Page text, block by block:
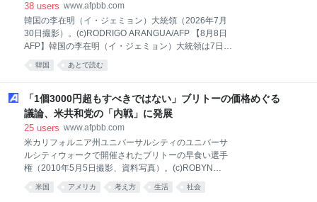
38 users www.afpbb.com
韓国の李在明（イ・ジェミョン）大統領（2026年7月
30日撮影）。(c)RODRIGO ARANGUA/AFP 【8月8日
AFP】韓国の李在明（イ・ジェミョン）大統領は7日、
強制的な国際養子縁組という同国の暗い歴史につい
て、「真相を徹底的に解明する」と約束した。李大統
る。 政府の公式統計によると、韓国はかつて世界有数
の「赤ちゃん輸出大国」で、1955～1999年に14万人
以上を国外に送り出した。 国際養子縁組は朝鮮戦争
間に生まれた混血児や、未婚の女性が産んだ婚外子
（非嫡出子）を国外に送り出す手段として利用され
た。混血児や婚外子は当時、今以上に保守的な韓国社
会で強い偏見や差別にさらされていた。 1970年代か
韓国 あとで読む
「1個3000円超もすべきではない」ブリトーの価格めぐる
議論、米共和党の「内戦」に発展
25 users www.afpbb.com
米カリフォルニア州ユニバーサルシティのユニバーサ
ルシティウォークで開催されたブリトーの早食い選手
権（2010年5月5日撮影、資料写真）。(c)ROBYN
BECK/AFP 【8月8日 AFP】米国でメキシコ料理「ブリ
トー」の価格をめぐる議論が、11月の中間選挙で生活
米国 アメリカ 考え方 生活 社会